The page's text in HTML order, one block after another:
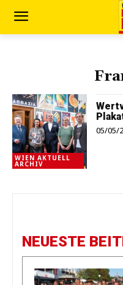
WIEN AKTUELL
ARCHIV
05/05/
NEUESTE